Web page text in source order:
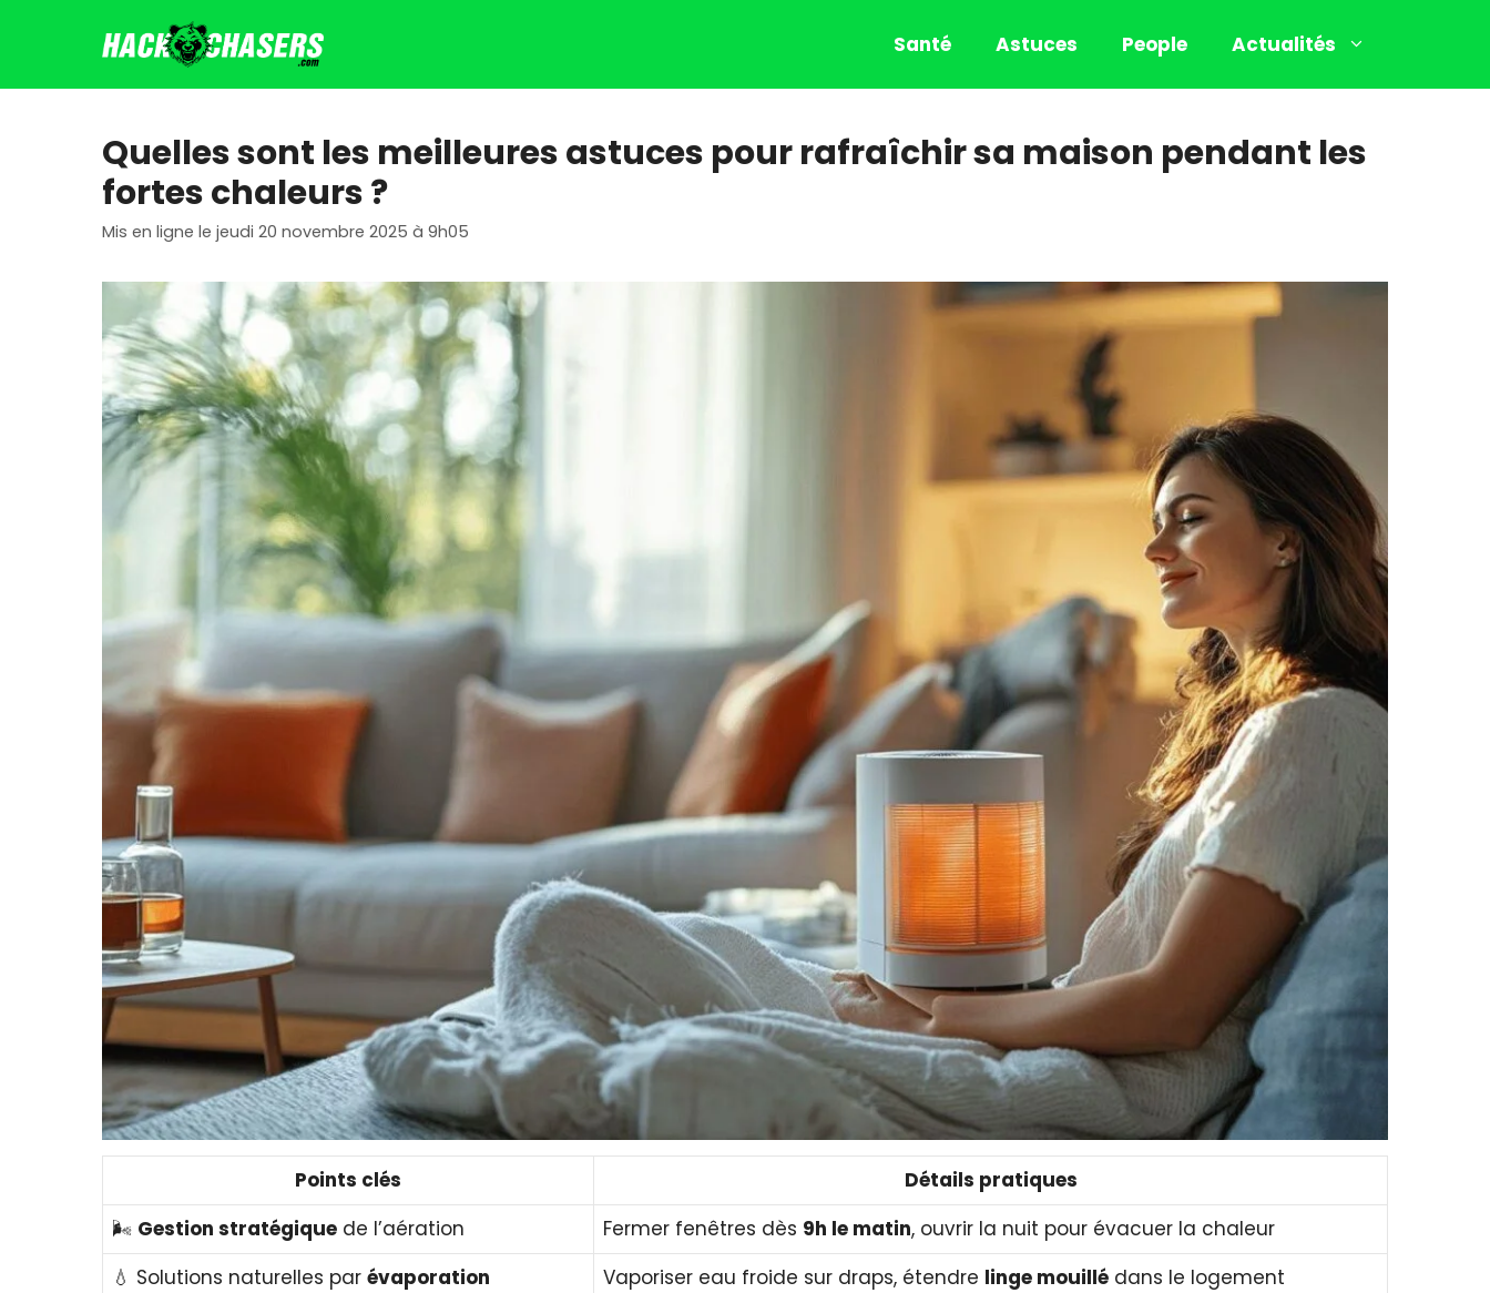
Santé Astuces People Actualités
Quelles sont les meilleures astuces pour rafraîchir sa maison pendant les
fortes chaleurs ?
Mis en ligne le jeudi 20 novembre 2025 à 9h05
Points clés
Détails pratiques
🌬️ Gestion stratégique de l’aération Fermer fenêtres dès 9h le matin, ouvrir la nuit pour évacuer la chaleur
💧 Solutions naturelles par évaporation Vaporiser eau froide sur draps, étendre linge mouillé dans le logement